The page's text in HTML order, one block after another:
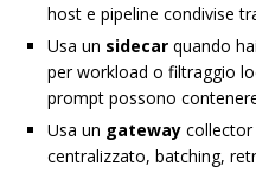
host e pipeline condivise
Usa un sidecar quando
per workload o filtraggio
prompt possono
Usa un gateway
centralizzato, batching,